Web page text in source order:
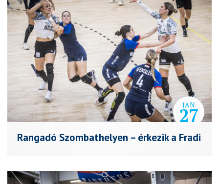
JAN
27
Rangadó Szombathelyen – érkezik a Fradi